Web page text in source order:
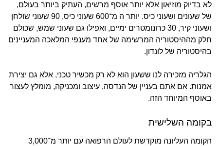
לא בדיוק מוזיאון אלא יותר אוסף מרשים, העתיק ביותר בעולם,
של שעונים ושעוני כיס. יותר ה מ־600 שעוני כיס, 90 שעוני שולחן
ושעוני קיר, 30 כרונומטרים ימיים, ואפילו גם שעוני שמש, שכולם
חלק מההיסטוריה המרשימה של אחד מענפי המלאכה המעניינים
בהיסטוריה של לונדון.
הגלריה מזכירה לנו ששעון הוא לא רק מכשיר טכני, אלא גם יצירת
אמנות. אם אתם בעניין של הנדסה, עיצוב ומכניקה, מומלץ לעצור
באוסף המיוחד הזה.
בקומה השלישית
הקומה העליונה מוקדשת לעולם הרפואה עם יותר מ־3,000